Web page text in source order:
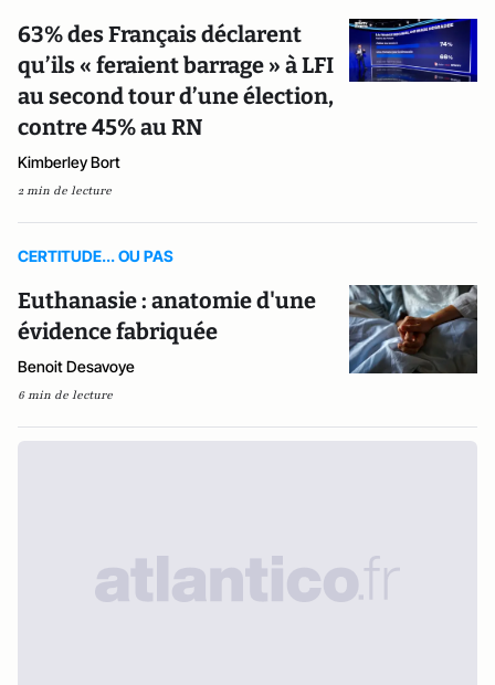
63% des Français déclarent
qu’ils « feraient barrage » à LFI
au second tour d’une élection,
contre 45% au RN
Kimberley Bort
2 min de lecture
CERTITUDE... OU PAS
Euthanasie : anatomie d'une
évidence fabriquée
Benoit Desavoye
6 min de lecture